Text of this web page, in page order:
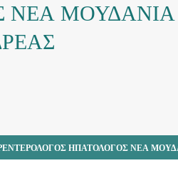
ΝΕΑ ΜΟΥΔΑΝΙΑ
ΗΠΑΤΟΛΟΓΟΣ ΝΕΑ